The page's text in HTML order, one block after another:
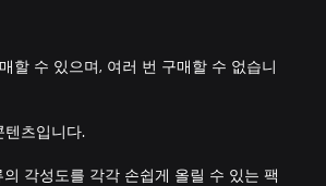
할 수 있으며, 여러 번 구매할 수 없습니
츠입니다.
각성도를 각각 손쉽게 올릴 수 있는 팩